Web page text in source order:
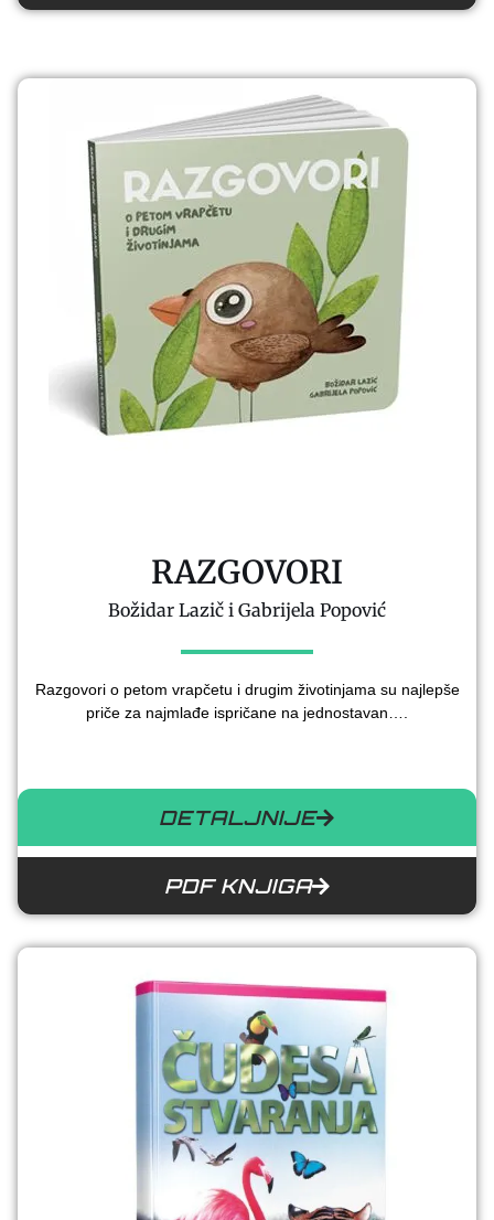
RAZGOVORI
Božidar Lazič i Gabrijela Popović
Razgovori o petom vrapčetu i drugim životinjama su najlepše
priče za najmlađe ispričane na jednostavan….
DETALJNIJE
PDF KNJIGA